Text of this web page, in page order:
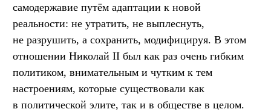
самодержавие путём адаптации к новой
реальности: не утратить, не выплеснуть,
не разрушить, а сохранить, модифицируя. В этом
отношении Николай II был как раз очень гибким
политиком, внимательным и чутким к тем
настроениям, которые существовали как
в политической элите, так и в обществе в целом.